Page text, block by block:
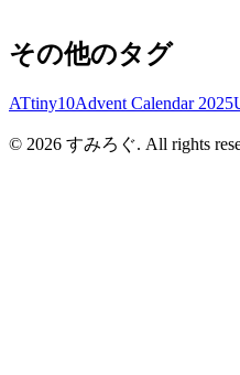
その他のタグ
ATtiny10Advent Calendar 2025
© 2026 すみろぐ. All rights